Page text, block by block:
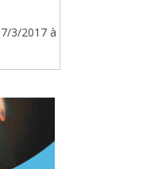
3/2017 à